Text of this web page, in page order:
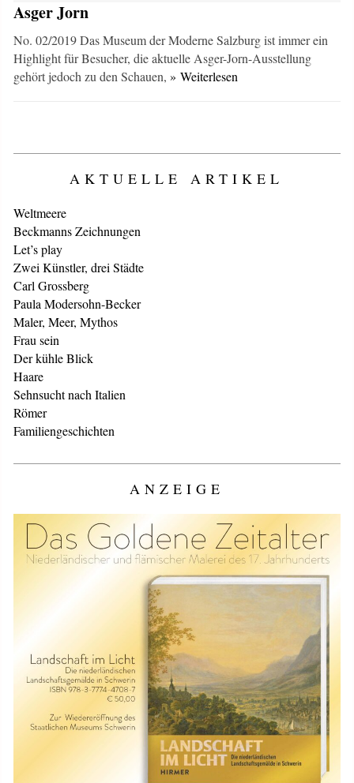
Asger Jorn
No. 02/2019 Das Museum der Moderne Salzburg ist immer ein
Highlight für Besucher, die aktuelle Asger-Jorn-Ausstellung
gehört jedoch zu den Schauen,» Weiterlesen
AKTUELLE ARTIKEL
Weltmeere
Beckmanns Zeichnungen
Let’s play
Zwei Künstler, drei Städte
Carl Grossberg
Paula Modersohn-Becker
Maler, Meer, Mythos
Frau sein
Der kühle Blick
Haare
Sehnsucht nach Italien
Römer
Familiengeschichten
ANZEIGE